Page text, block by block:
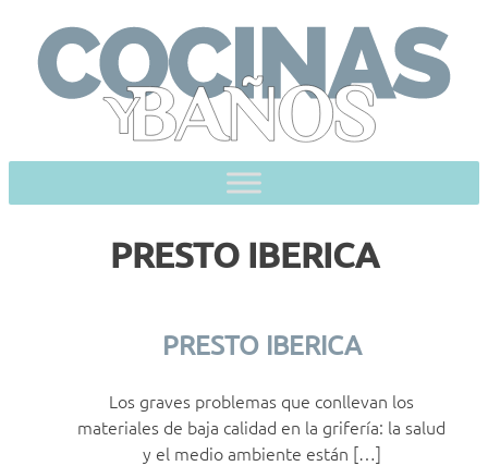
content
PRESTO IBERICA
PRESTO IBERICA
Los graves problemas que conllevan los
materiales de baja calidad en la grifería: la salud
y el medio ambiente están […]